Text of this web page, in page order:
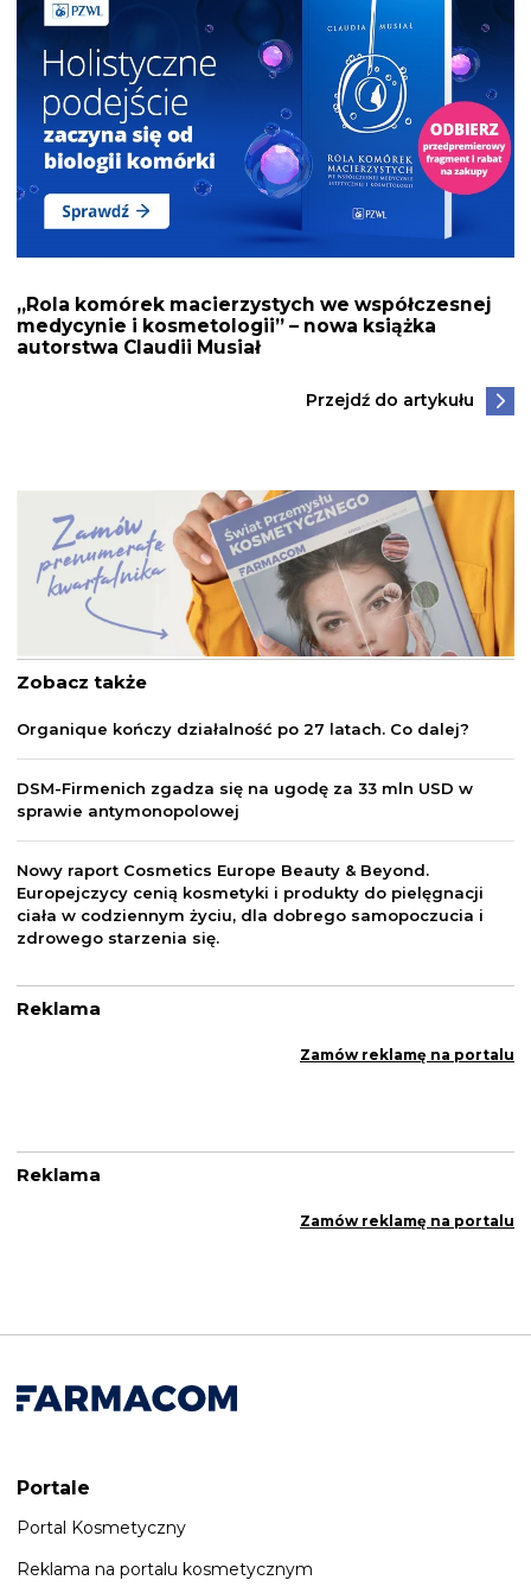
Przejdź do artykułu
„Rola komórek macierzystych we współczesnej
medycynie i kosmetologii” – nowa książka
autorstwa Claudii Musiał
Zobacz także
Organique kończy działalność po 27 latach. Co dalej?
DSM-Firmenich zgadza się na ugodę za 33 mln USD w
sprawie antymonopolowej
Nowy raport Cosmetics Europe Beauty & Beyond.
Europejczycy cenią kosmetyki i produkty do pielęgnacji
ciała w codziennym życiu, dla dobrego samopoczucia i
zdrowego starzenia się.
Reklama
Zamów reklamę na portalu
Reklama
Zamów reklamę na portalu
Portale
Portal Kosmetyczny
Reklama na portalu kosmetycznym